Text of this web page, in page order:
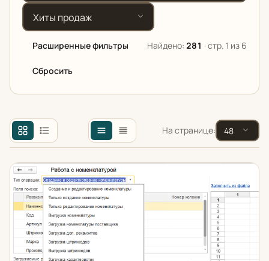
Сортировка
Расширенные фильтры Найдено: 281 · стр. 1 из 6
Сбросить
Назначение
Цена от (₽)
На странице:
Загрузка и редактирование номенклатуры